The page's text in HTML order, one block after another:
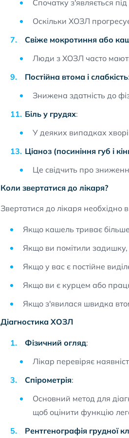
Спочатку з'являється
Оскільки ХОЗЛ
Свіже мокротиння або
Люди з ХОЗЛ часто
Постійна втома і слабкість:
Знижена здатність до
Біль у грудях:
У деяких випадках
Ціаноз (посиніння губ і
Це свідчить про
Коли звертатися до лікаря?
Звертатися до лікаря необхідно
Якщо кашель триває
Якщо ви помітили
Якщо у вас є постійне
Якщо ви є курцем або
Якщо з'явилася швидка
Діагностика ХОЗЛ
Фізичний огляд:
Лікар перевіряє
Спірометрія:
Основний метод для
щоб оцінити функцію
Рентгенографія грудної